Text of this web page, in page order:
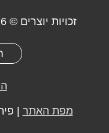
זכויות יוצרים © 2026
מפת האתר |